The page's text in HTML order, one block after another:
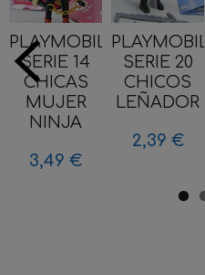
PLAYMOBIL
SERIE 14
CHICAS
MUJER
NINJA
3,49 €
PLAYMOBIL
SERIE 20
CHICOS
LEÑADOR
2,39 €